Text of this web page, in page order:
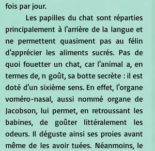
fois par jour.
principalement à l'arrière de la langue et
ne permettent quasiment pas au félin
d'apprécier les aliments sucrés. Pas de
quoi fouetter un chat, car l'animal a, en
termes de, n goût, sa botte secrète : il est
doté d'un sixième sens. En effet, l'organe
voméro-nasal, aussi nommé organe de
Jacobson, lui permet, en retroussant les
babines, de goûter littéralement les
odeurs. Il déguste ainsi ses proies avant
même de les avoir tuées. Néanmoins, le